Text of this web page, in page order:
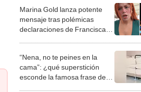
Marina Gold lanza potente
mensaje tras polémicas
declaraciones de Francisca
“Nena, no te peines en la
cama”: ¿qué superstición
esconde la famosa frase de